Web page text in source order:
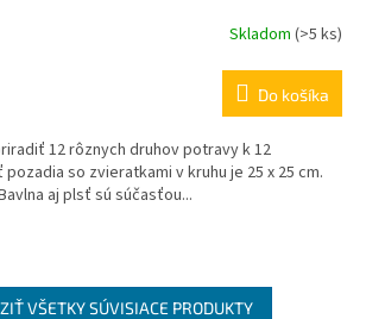
Skladom (>5 ks)
Do košíka
12 rôznych druhov potravy k 12
so zvieratkami v kruhu je 25 x 25 cm.
aj plsť sú súčasťou...
VŠETKY SÚVISIACE PRODUKTY